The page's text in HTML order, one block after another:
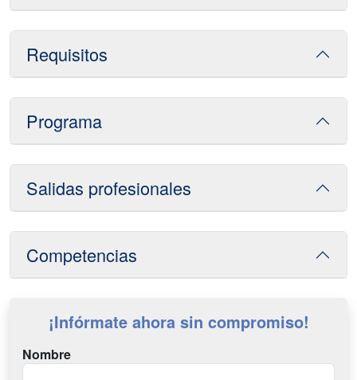
Requisitos
Programa
Salidas profesionales
Competencias
¡Infórmate ahora sin compromiso!
Nombre